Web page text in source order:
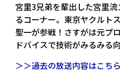
宮里3兄弟を輩出した宮里
るコーナー。東京ヤクルト
聖一が参戦！さすがは元プ
ドバイスで技術がみるみる
＞＞過去の放送内容はこちら